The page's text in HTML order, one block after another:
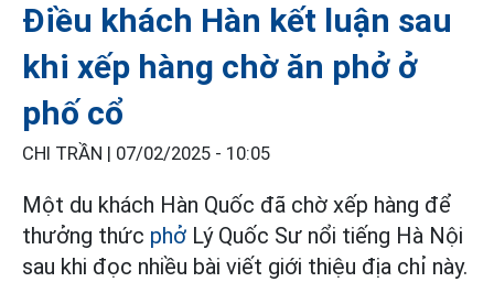
Điều khách Hàn kết luận sau
khi xếp hàng chờ ăn phở ở
phố cổ
CHI TRẦN | 07/02/2025 - 10:05
Một du khách Hàn Quốc đã chờ xếp hàng để
thưởng thức phở Lý Quốc Sư nổi tiếng Hà Nội
sau khi đọc nhiều bài viết giới thiệu địa chỉ này.